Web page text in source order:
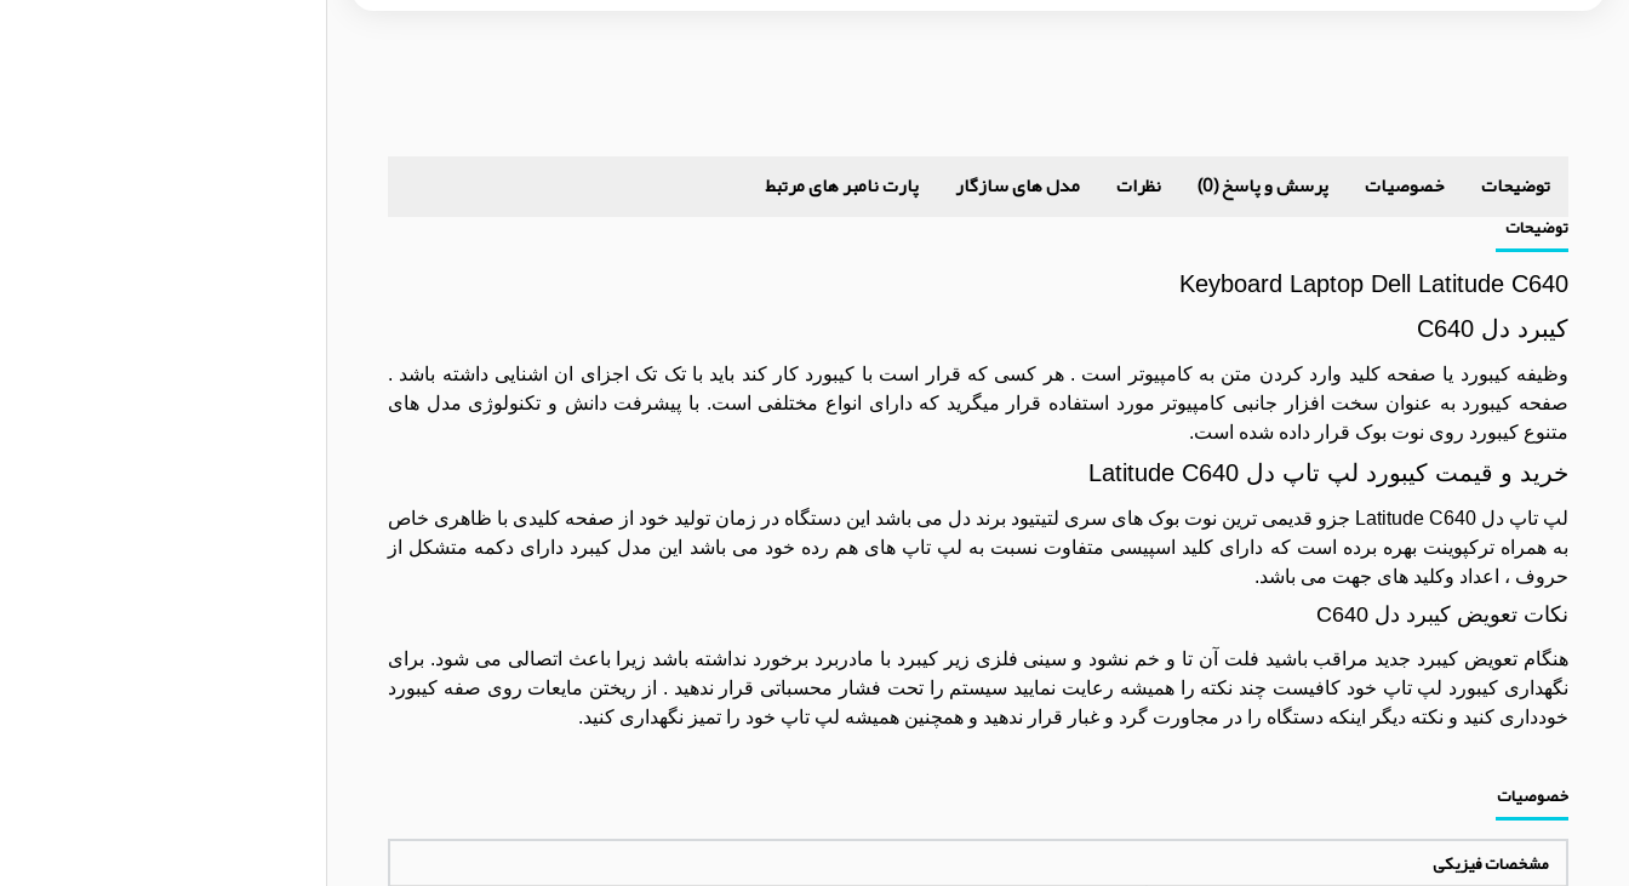
توضیحات خصوصیات پرسش و پاسخ (0) نظرات مدل های سازگار پارت نامبر های مرتبط
توضیحات
Keyboard Laptop Dell Latitude C640
کیبرد دل C640
وظیفه کیبورد یا صفحه کلید وارد کردن متن به کامپیوتر است . هر کسی که قرار است با کیبورد کار کند باید با تک تک اجزای ان اشنایی داشته باشد .
صفحه کیبورد به عنوان سخت افزار جانبی کامپیوتر مورد استفاده قرار میگرید که دارای انواع مختلفی است. با پیشرفت دانش و تکنولوژی مدل های
متنوع کیبورد روی نوت بوک قرار داده شده است.
خرید و قیمت کیبورد لپ تاپ دل Latitude C640
لپ تاپ دل Latitude C640 جزو قدیمی ترین نوت بوک های سری لتیتیود برند دل می باشد این دستگاه در زمان تولید خود از صفحه کلیدی با ظاهری خاص
به همراه ترکپوینت بهره برده است که دارای کلید اسپیسی متفاوت نسبت به لپ تاپ های هم رده خود می باشد این مدل کیبرد دارای دکمه متشکل از
حروف ، اعداد وکلید های جهت می باشد.
نکات تعویض کیبرد دل C640
هنگام تعویض کیبرد جدید مراقب باشید فلت آن تا و خم نشود و سینی فلزی زیر کیبرد با مادربرد برخورد نداشته باشد زیرا باعث اتصالی می شود. برای
نگهداری کیبورد لپ تاپ خود کافیست چند نکته را همیشه رعایت نمایید سیستم را تحت فشار محسباتی قرار ندهید . از ریختن مایعات روی صفه کیبورد
خودداری کنید و نکته دیگر اینکه دستگاه را در مجاورت گرد و غبار قرار ندهید و همچنین همیشه لپ تاپ خود را تمیز نگهداری کنید.
خصوصیات
مشخصات فیزیکی